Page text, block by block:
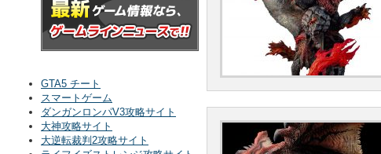
GTA5 チート
スマートゲーム
ダンガンロンパV3攻略サイト
大神攻略サイト
大逆転裁判2攻略サイト